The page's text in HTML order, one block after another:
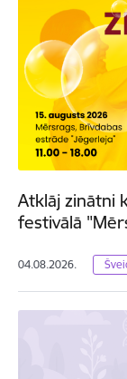
Atklāj zinātni
festivālā
04.08.2026.